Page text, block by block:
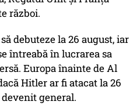
război.
debuteze la 26 august, iar
întreabă în lucrarea sa
Europa înainte de Al
Hitler ar fi atacat la 26
general.